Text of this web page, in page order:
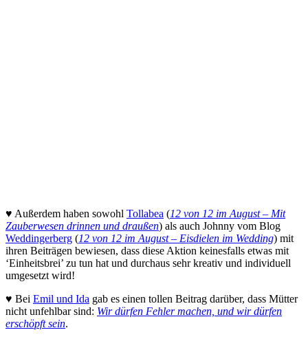
♥ Außerdem haben sowohl Tollabea (12 von 12 im August – Mit
Zauberwesen drinnen und draußen) als auch Johnny vom Blog
Weddingerberg (12 von 12 im August – Eisdielen im Wedding) mit
ihren Beiträgen bewiesen, dass diese Aktion keinesfalls etwas mit
‘Einheitsbrei’ zu tun hat und durchaus sehr kreativ und individuell
umgesetzt wird!
♥ Bei Emil und Ida gab es einen tollen Beitrag darüber, dass Mütter
nicht unfehlbar sind: Wir dürfen Fehler machen, und wir dürfen
erschöpft sein.